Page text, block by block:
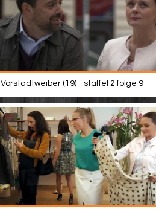
Vorstadtweiber (19) - staffel 2 folge 9